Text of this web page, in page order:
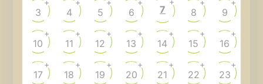
3
+
4
+
5
+
6
+
7 8
+
9
+
10
+
11
+
12
+
13
+
14
+
15
+
16
+
17
+
18
+
19
+
20
+
21
+
22
+
23
+